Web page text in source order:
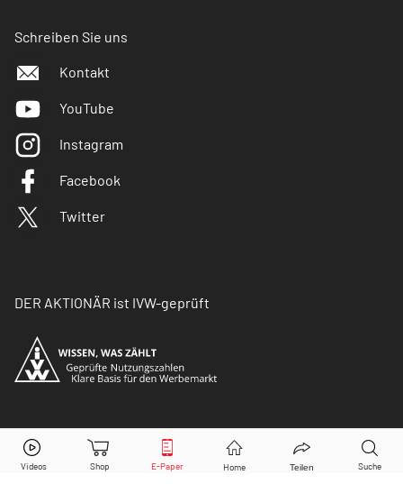
Schreiben Sie uns
Kontakt
YouTube
Instagram
Facebook
Twitter
DER AKTIONÄR ist IVW-geprüft
© Copyright 2026 Börsenmedien AG. Alle Rechte